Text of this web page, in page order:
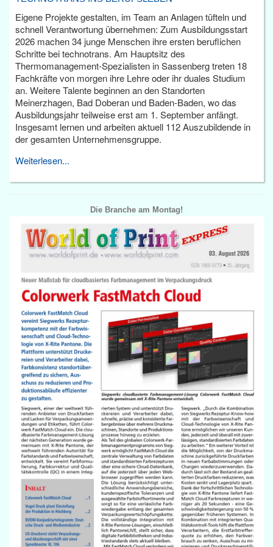
Eigene Projekte gestalten, im Team an Anlagen tüfteln und
schnell Verantwortung übernehmen: Zum Ausbildungsstart
2026 machen 34 junge Menschen ihre ersten beruflichen
Schritte bei technotrans. Am Hauptsitz des
Thermomanagement-Spezialisten in Sassenberg treten 18
Fachkräfte von morgen ihre Lehre oder ihr duales Studium
an. Weitere Talente beginnen an den Standorten
Meinerzhagen, Bad Doberan und Baden-Baden, wo das
Ausbildungsjahr teilweise erst am 1. September anfängt.
Insgesamt lernen und arbeiten aktuell 112 Auszubildende in
der gesamten Unternehmensgruppe.
Weiterlesen...
Die Branche am Montag!